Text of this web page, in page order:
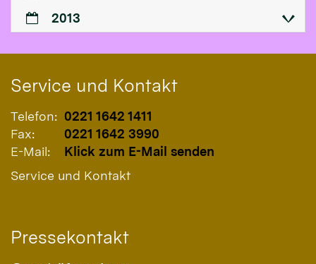
2013
Service und Kontakt
Telefon: 0221 1642 1411
Fax:
0221 1642 3990
E-Mail:
Klick zum E-Mail senden
Service und Kontakt
Pressekontakt